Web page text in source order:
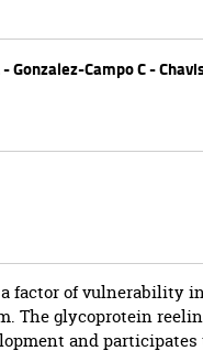
Campo C -
factor of vulnerability
The glycoprotein
and